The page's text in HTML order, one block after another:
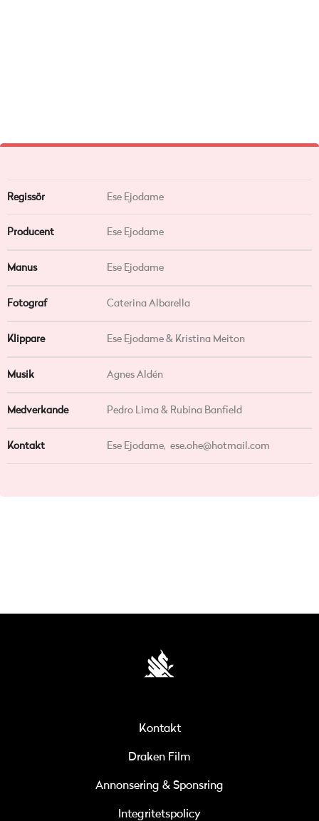
Regissör Ese Ejodame
Producent Ese Ejodame
Manus Ese Ejodame
Fotograf Caterina Albarella
Klippare Ese Ejodame & Kristina Meiton
Musik Agnes Aldén
Medverkande Pedro Lima & Rubina Banfield
Kontakt Ese Ejodame, ese.ohe@hotmail.com
Kontakt
Draken Film
Annonsering & Sponsring
Integritetspolicy